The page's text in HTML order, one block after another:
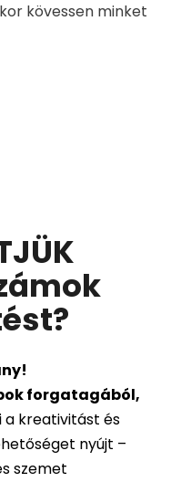
kövessen minket
?
forgatagából,
a kreativitást és
nyújt –
szemet